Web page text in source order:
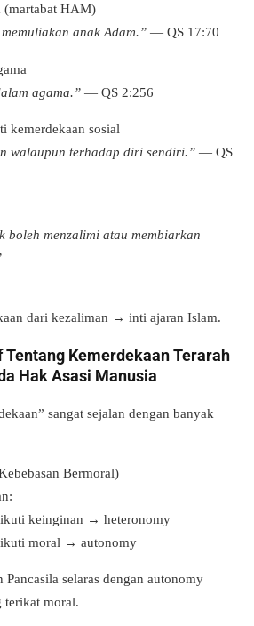
(martabat HAM)
anak Adam.” — QS 17:70
agama.” — QS 2:256
kemerdekaan sosial
walaupun terhadap diri sendiri.” — QS
boleh menzalimi atau membiarkan
dari kezaliman → inti ajaran Islam.
Tentang Kemerdekaan Terarah
Hak Asasi Manusia
sangat sejalan dengan banyak
Bermoral)
keinginan → heteronomy
moral → autonomy
selaras dengan autonomy
terikat moral.